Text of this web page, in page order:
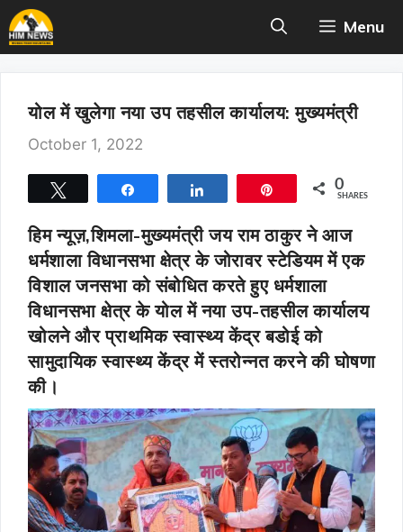
Skip
to
content
Menu
योल में खुलेगा नया उप तहसील कार्यालय: मुख्यमंत्री
October 1, 2022
0
SHARES
हिम न्यूज़,शिमला-मुख्यमंत्री जय राम ठाकुर ने आज
धर्मशाला विधानसभा क्षेत्र के जोरावर स्टेडियम में एक
विशाल जनसभा को संबोधित करते हुए धर्मशाला
विधानसभा क्षेत्र के योल में नया उप-तहसील कार्यालय
खोलने और प्राथमिक स्वास्थ्य केंद्र बडोई को
सामुदायिक स्वास्थ्य केंद्र में स्तरोन्नत करने की घोषणा
की।